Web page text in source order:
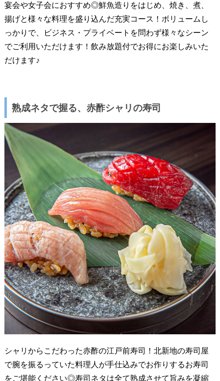
宴会や女子会におすすめ◎鮮魚造りをはじめ、焼き、煮、
揚げと様々な料理を盛り込んだ充実コース！ボリュームし
っかりで、ビジネス・プライベートを問わず様々なシーン
でご利用いただけます！飲み放題付でお得にお楽しみいた
だけます♪
熟成ネタで握る、赤酢シャリの寿司
シャリからこだわった赤酢の江戸前寿司！北新地の寿司屋
で腕を振るっていた料理人が手仕込みでお作りするお寿司
をご堪能ください◎寿司ネタは全て熟成させて旨みを凝縮